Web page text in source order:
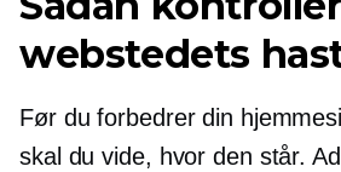
webstedets
Før du forbedrer din
skal du vide, hvor den står.